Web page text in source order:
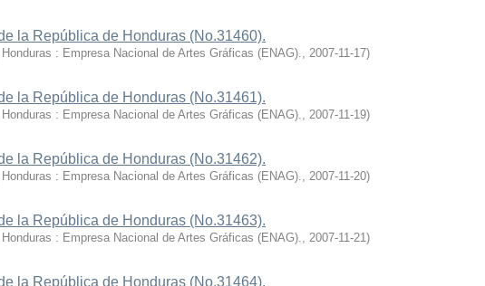
la República de Honduras (No.31460).
: Empresa Nacional de Artes Gráficas (ENAG)., 2007-11-17)
la República de Honduras (No.31461).
: Empresa Nacional de Artes Gráficas (ENAG)., 2007-11-19)
la República de Honduras (No.31462).
: Empresa Nacional de Artes Gráficas (ENAG)., 2007-11-20)
la República de Honduras (No.31463).
: Empresa Nacional de Artes Gráficas (ENAG)., 2007-11-21)
la República de Honduras (No.31464).